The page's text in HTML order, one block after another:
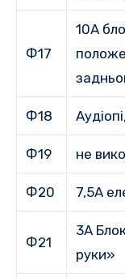
Ф17
10А
Ф18
Ф19 не
Ф20 7,5A
Ф21
3A
руки»